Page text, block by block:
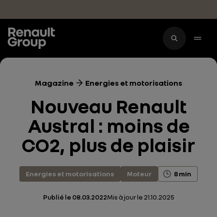
Magazine Energies et motorisations
Nouveau Renault
Austral : moins de
CO2, plus de plaisir
Energies et motorisations Moteur 8 min
Publié le 08.03.2022Mis à jour le 21.10.2025